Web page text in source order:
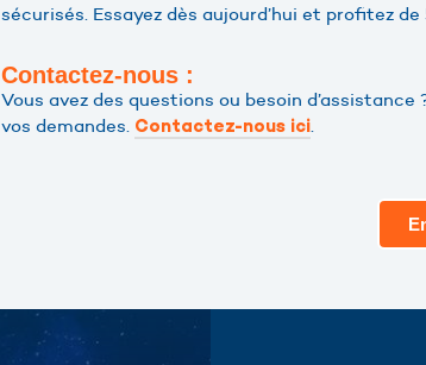
sécurisés. Essayez dès aujourd’hui et profitez
Contactez-nous :
Vous avez des questions ou besoin
vos demandes. Contactez-nous ici.